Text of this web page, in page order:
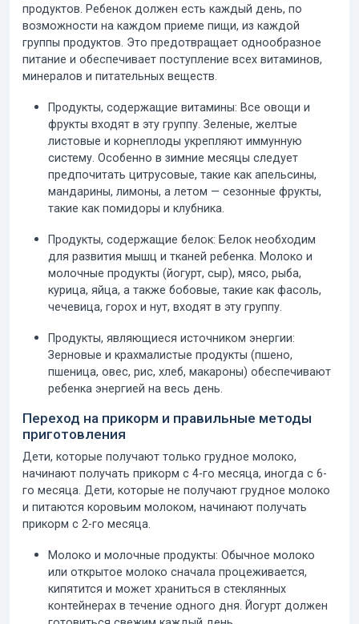
продуктов.
Ребенок должен есть каждый день, по
возможности на каждом приеме пищи, из каждой
группы продуктов. Это предотвращает однообразное
питание и обеспечивает поступление всех витаминов,
минералов и питательных веществ.
Продукты, содержащие витамины: Все овощи и
фрукты входят в эту группу. Зеленые, желтые
листовые и корнеплоды укрепляют иммунную
систему. Особенно в зимние месяцы следует
предпочитать цитрусовые, такие как апельсины,
мандарины, лимоны, а летом — сезонные фрукты,
такие как помидоры и клубника.
Продукты, содержащие белок: Белок необходим
для развития мышц и тканей ребенка. Молоко и
молочные продукты (йогурт, сыр), мясо, рыба,
курица, яйца, а также бобовые, такие как фасоль,
чечевица, горох и нут, входят в эту группу.
Продукты, являющиеся источником энергии:
Зерновые и крахмалистые продукты (пшено,
пшеница, овес, рис, хлеб, макароны) обеспечивают
ребенка энергией на весь день.
Переход на прикорм и правильные методы
приготовления
Дети, которые получают только грудное молоко,
начинают получать прикорм с 4-го месяца, иногда с 6-
го месяца. Дети, которые не получают грудное молоко
и питаются коровьим молоком, начинают получать
прикорм с 2-го месяца.
Молоко и молочные продукты: Обычное молоко
или открытое молоко сначала процеживается,
кипятится и может храниться в стеклянных
контейнерах в течение одного дня. Йогурт должен